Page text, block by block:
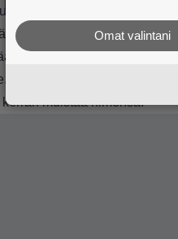
kurja kaikille läheisille mutta
ja kiukutellut eikä hän
jotka yllyttävät pappaa
papan ystäviä
Ja tehdä valitus lääkäristä.
muistaa nimensä.
Omat valintani